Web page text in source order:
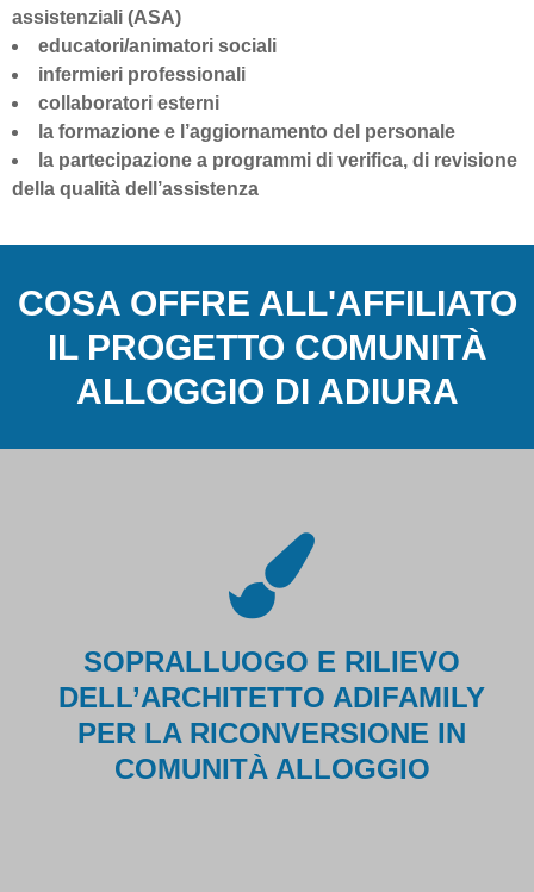
assistenziali (ASA)
educatori/animatori sociali
infermieri professionali
collaboratori esterni
la formazione e l’aggiornamento del personale
la partecipazione a programmi di verifica, di revisione
della qualità dell’assistenza
COSA OFFRE ALL'AFFILIATO
IL PROGETTO COMUNITÀ
ALLOGGIO DI ADIURA
SOPRALLUOGO E RILIEVO
DELL’ARCHITETTO ADIFAMILY
PER LA RICONVERSIONE IN
COMUNITÀ ALLOGGIO
sezioni
Letto
elettrico
Misuratore
pressione
Poltrona
Pulsimetro
Medicina